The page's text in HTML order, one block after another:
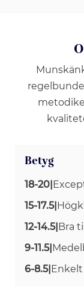
Betyg
18-20|
15-17.5|
12-14.5|Bra
9-11.5|
6-8.5|